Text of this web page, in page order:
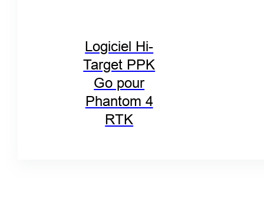
Logiciel Hi-
Target PPK
Go pour
Phantom 4
RTK